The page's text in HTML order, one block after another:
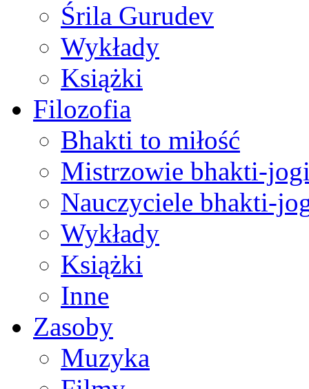
Śrila Gurudev
Wykłady
Książki
Filozofia
Bhakti to miłość
Mistrzowie bhakti-
Nauczyciele bhakti-
Wykłady
Książki
Inne
Zasoby
Muzyka